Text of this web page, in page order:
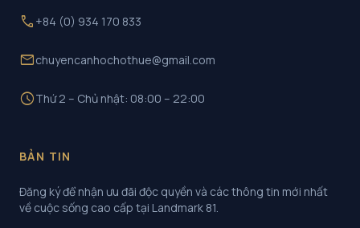
call +84 (0) 934 170 833
mailchuyencanhochothue@gmail.com
scheduleThứ 2 – Chủ nhật: 08:00 – 22:00
BẢN TIN
Đăng ký để nhận ưu đãi độc quyền và các thông tin mới nhất
về cuộc sống cao cấp tại Landmark 81.